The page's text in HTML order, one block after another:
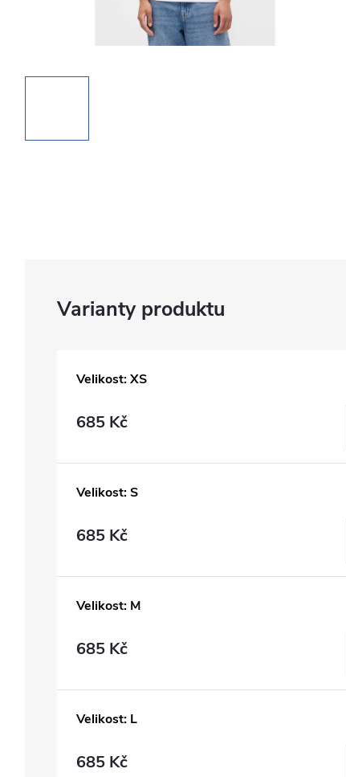
Velikost: XS
685 Kč
Velikost: S
685 Kč
Velikost: M
685 Kč
Velikost: L
685 Kč